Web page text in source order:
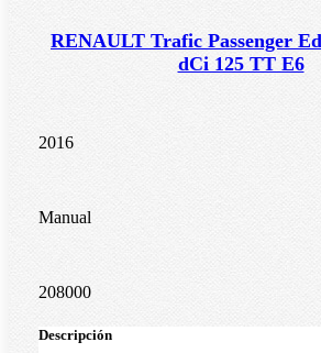
RENAULT Trafic Passenger
dCi 125 TT E6
2016
Manual
208000
Descripción